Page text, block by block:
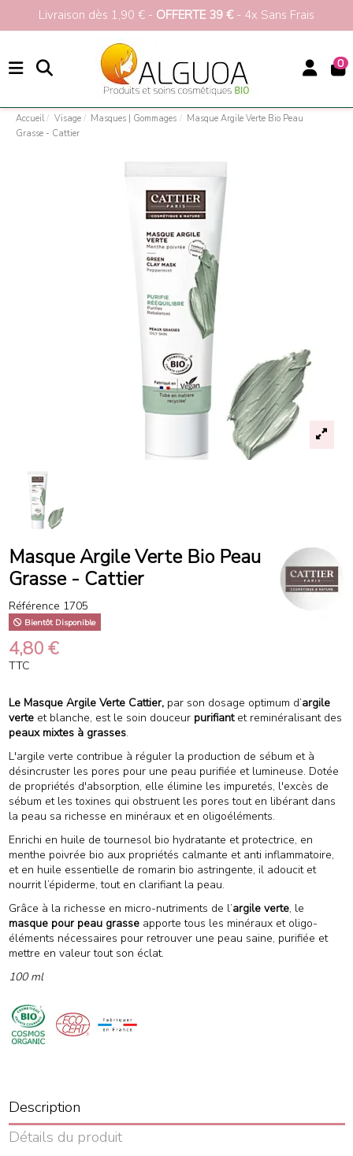
Livraison dès 1,90 € - OFFERTE 39 €- 4x Sans Frais
0
Accueil Visage Masques | Gommages
Masque Argile Verte Bio Peau
Grasse - Cattier
Masque Argile Verte Bio Peau
Grasse - Cattier
Référence 1705
Bientôt Disponible
4,80 €
TTC
Le Masque Argile Verte Cattier, par son dosage optimum d’argile
verteet blanche, est le soin douceurpurifiant et reminéralisant des
peaux mixtes à grasses.
L'argile verte contribue à réguler la production de sébum et à
désincruster les pores pour une peau purifiée et lumineuse. Dotée
de propriétés d'absorption, elle élimine les impuretés, l'excès de
sébum et les toxines qui obstruent les pores tout en libérant dans
la peau sa richesse en minéraux et en oligoéléments.
Enrichi en huile de tournesol bio hydratante et protectrice, en
menthe poivrée bio aux propriétés calmante et anti inflammatoire,
et en huile essentielle de romarin bio astringente, il adoucit et
nourrit l’épiderme, tout en clarifiant la peau.
Grâce à la richesse en micro-nutriments de l’argile verte, le
masque pour peau grasseapporte tous les minéraux et oligo-
éléments nécessaires pour retrouver une peau saine, purifiée et
mettre en valeur tout son éclat.
100 ml
Description
Détails du produit